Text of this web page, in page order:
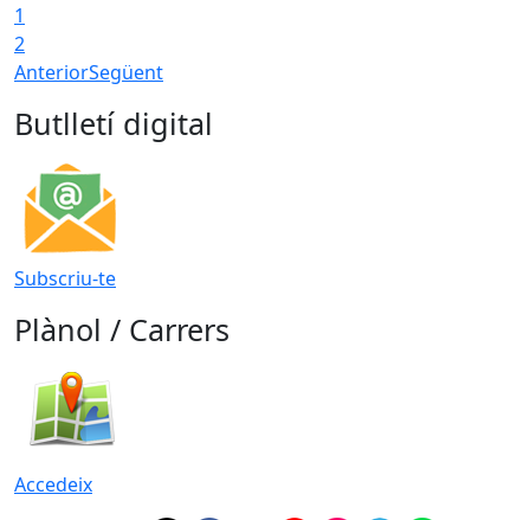
1
2
AnteriorSegüent
Butlletí digital
Subscriu-te
Plànol / Carrers
Accedeix